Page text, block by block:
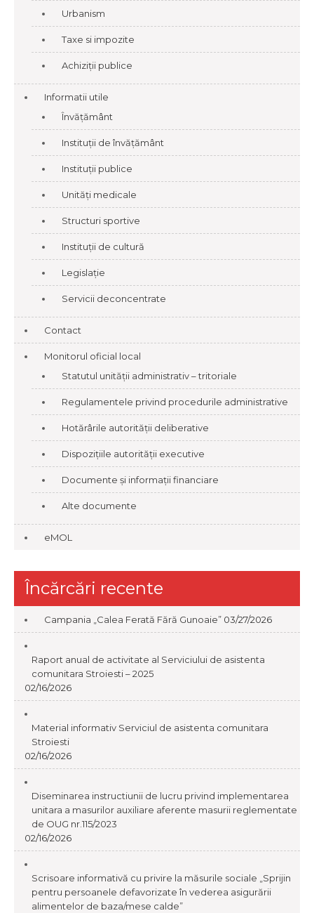
Urbanism
Taxe si impozite
Achiziții publice
Informatii utile
Învățământ
Instituții de învățământ
Instituții publice
Unități medicale
Structuri sportive
Instituții de cultură
Legislație
Servicii deconcentrate
Contact
Monitorul oficial local
Statutul unității administrativ – tritoriale
Regulamentele privind procedurile administrative
Hotărârile autorității deliberative
Dispozițiile autorității executive
Documente și informații financiare
Alte documente
eMOL
Încărcări recente
Campania „Calea Ferată Fără Gunoaie” 03/27/2026
Raport anual de activitate al Serviciului de asistenta
comunitara Stroiesti – 2025
02/16/2026
Material informativ Serviciul de asistenta comunitara
Stroiesti
02/16/2026
Diseminarea instructiunii de lucru privind implementarea
unitara a masurilor auxiliare aferente masurii reglementate
de OUG nr.115/2023
02/16/2026
Scrisoare informativă cu privire la măsurile sociale „Sprijin
pentru persoanele defavorizate în vederea asigurării
alimentelor de baza/mese calde”